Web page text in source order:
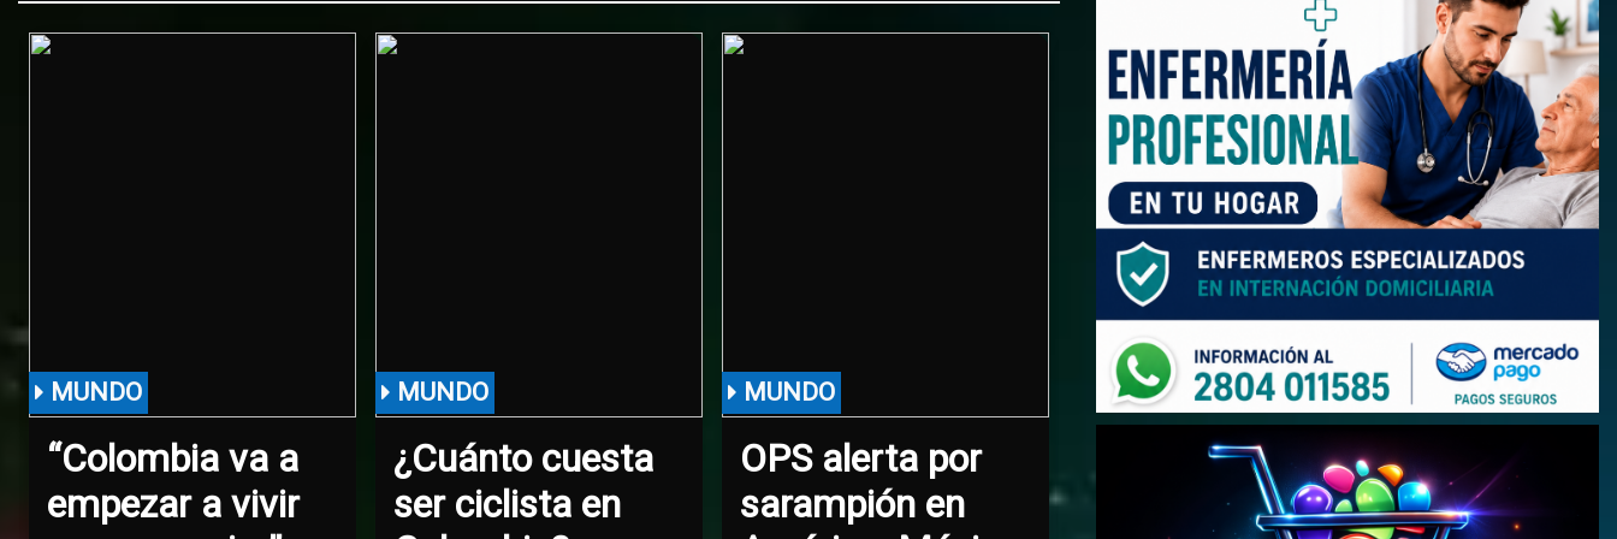
muerto y
Argentina
los 68
Lio Messi
Thiago
Almada a
River
MUNDO
“Colombia va a
empezar a vivir
MUNDO
¿Cuánto cuesta
ser ciclista en
MUNDO
OPS alerta por
sarampión en
MUNDO
Epa Colombia
publica video de
MUNDO
Colombia:
atentados